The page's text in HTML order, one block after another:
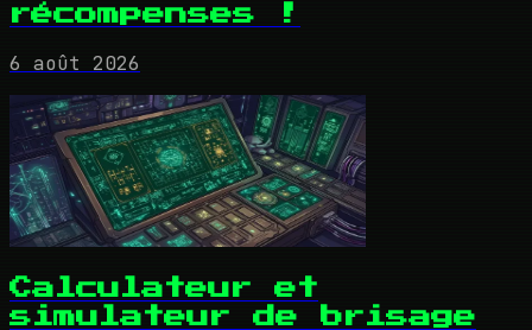
récompenses !
6 août 2026
Calculateur et
simulateur de brisage